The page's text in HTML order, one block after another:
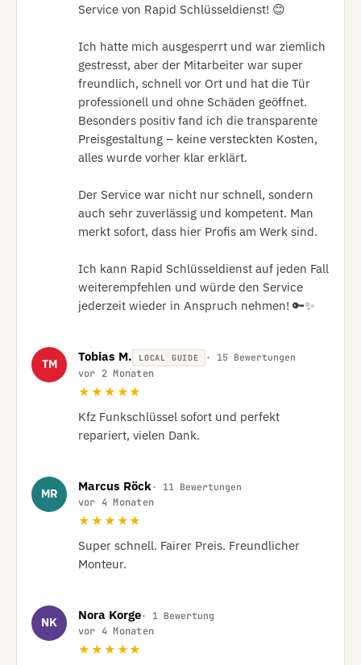
Service von Rapid Schlüsseldienst! 😊
Ich hatte mich ausgesperrt und war ziemlich
gestresst, aber der Mitarbeiter war super
freundlich, schnell vor Ort und hat die Tür
professionell und ohne Schäden geöffnet.
Besonders positiv fand ich die transparente
Preisgestaltung – keine versteckten Kosten,
alles wurde vorher klar erklärt.
Der Service war nicht nur schnell, sondern
auch sehr zuverlässig und kompetent. Man
merkt sofort, dass hier Profis am Werk sind.
Ich kann Rapid Schlüsseldienst auf jeden Fall
weiterempfehlen und würde den Service
jederzeit wieder in Anspruch nehmen! 🔑✨
TM
Tobias M. LOCAL GUIDE · 15 Bewertungen
vor 2 Monaten
★★★★★
Kfz Funkschlüssel sofort und perfekt
repariert, vielen Dank.
MR
Marcus Röck· 11 Bewertungen
vor 4 Monaten
★★★★★
Super schnell. Fairer Preis. Freundlicher
Monteur.
NK
Nora Korge· 1 Bewertung
vor 4 Monaten
★★★★★